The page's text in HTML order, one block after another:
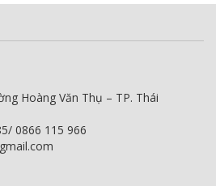
Hoàng Văn Thụ – TP. Thái
0866 115 966